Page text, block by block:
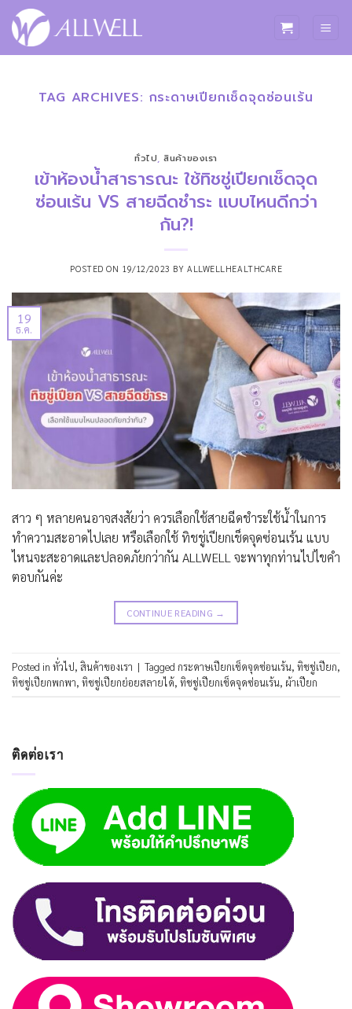
ข้าม
ไป
TAG ARCHIVES: กระดาษเปียกเช็ดจุดซ่อนเร้น
ทั่วไป,สินค้าของเรา
เข้าห้องน้ำสาธารณะ ใช้ทิชชู่เปียกเช็ดจุด
ซ่อนเร้น VS สายฉีดชำระ แบบไหนดีกว่า
กัน?!
POSTED ON 19/12/2023 BY ALLWELLHEALTHCARE
19
ธ.ค.
สาว ๆ หลายคนอาจสงสัยว่า ควรเลือกใช้สายฉีดชำระใช้น้ำในการ
ทำความสะอาดไปเลย หรือเลือกใช้ ทิชชู่เปียกเช็ดจุดซ่อนเร้น แบบ
ไหนจะสะอาดและปลอดภัยกว่ากัน ALLWELL จะพาทุกท่านไปไขคำ
ตอบกันค่ะ
CONTINUE READING →
Posted in ทั่วไป, สินค้าของเรา | Tagged กระดาษเปียกเช็ดจุดซ่อนเร้น, ทิชชู่เปียก,
ทิชชู่เปียกพกพา, ทิชชู่เปียกย่อยสลายได้, ทิชชู่เปียกเช็ดจุดซ่อนเร้น, ผ้าเปียก
ติดต่อเรา